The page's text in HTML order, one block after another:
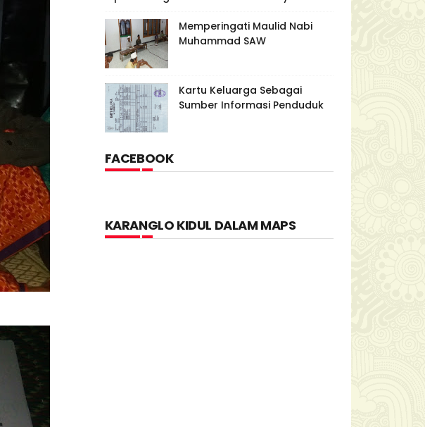
Memperingati Maulid Nabi
Muhammad SAW
Kartu Keluarga Sebagai
Sumber Informasi Penduduk
FACEBOOK
KARANGLO KIDUL DALAM MAPS